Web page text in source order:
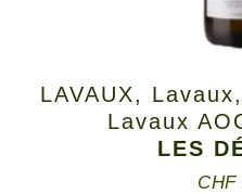
LAVAUX, Lavaux,
Lavaux
LES
CHF